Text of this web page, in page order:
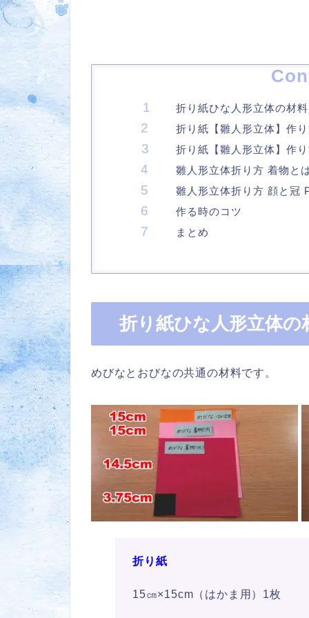
折り紙ひな人形立体の材
折り紙【雛人形立体】作
折り紙【雛人形立体】作
雛人形立体折り方 着物と
雛人形立体折り方 顔と冠
作る時のコツ
まとめ
折り紙ひな人形立体の
めびなとおびなの共通の材料です。
折り紙
15㎝×15cm（はかま用）1枚